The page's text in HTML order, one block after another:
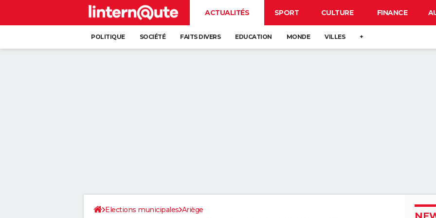
ACTUALITÉS SPORT CULTURE FINANCE
POLITIQUE SOCIÉTÉ FAITS DIVERS EDUCATION MONDE VILLES +
Elections municipales Ariège